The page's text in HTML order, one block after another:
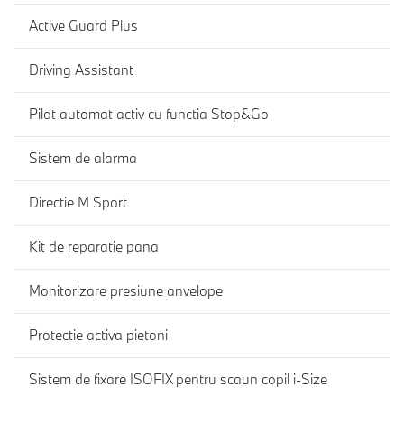
Active Guard Plus
Driving Assistant
Pilot automat activ cu functia Stop&Go
Sistem de alarma
Directie M Sport
Kit de reparatie pana
Monitorizare presiune anvelope
Protectie activa pietoni
Sistem de fixare ISOFIX pentru scaun copil i-Size